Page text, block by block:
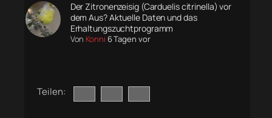
Der Zitronenzeisig (Carduelis citrinella) vor
dem Aus? Aktuelle Daten und das
Erhaltungszuchtprogramm
Von Konni 6 Tagen vor
Teilen: